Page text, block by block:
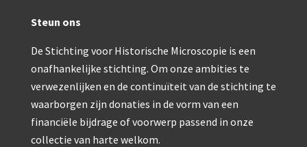
Double pillar, Frans (1870-1900)
Zeiss, statief IX (ca. 1890)
Seibert, ‘Stativ 3’ (1895-1900)
Steun ons
De Stichting voor Historische Microscopie is een
onafhankelijke stichting. Om onze ambities te
verwezenlijken en de continuïteit van de stichting te
waarborgen zijn donaties in de vorm van een
financiële bijdrage of voorwerp passend in onze
collectie van harte welkom.